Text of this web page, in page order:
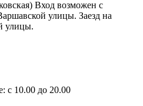
Вход возможен с
улицы. Заезд на
улицы.
с 10.00 до 20.00